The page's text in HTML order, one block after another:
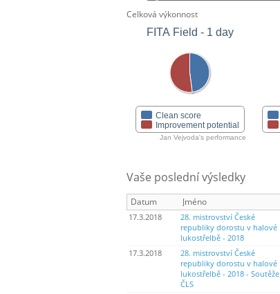
Celková výkonnost
FITA Field - 1 day
Clean score
Improvement potential
Jan Vejvoda's performance
Vaše poslední výsledky
Datum Jméno
17.3.2018
28. mistrovství České
republiky dorostu v halové
lukostřelbě - 2018
17.3.2018
28. mistrovství České
republiky dorostu v halové
lukostřelbě - 2018 - Soutěže
ČLS